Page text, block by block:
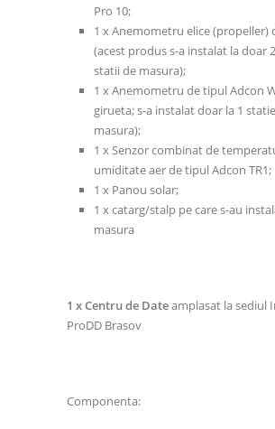
Pro 10;
1 x Anemometru elice (propeller)
(acest produs s-a instalat la doar
statii de masura);
1 x Anemometru de tipul Adcon
girueta; s-a instalat doar la 1
masura);
1 x Senzor combinat de
umiditate aer de tipul Adcon TR1;
1 x Panou solar;
1 x catarg/stalp pe care s-au
masura
1 x Centru de Dateamplasat la sediul
ProDD Brasov
Componenta: